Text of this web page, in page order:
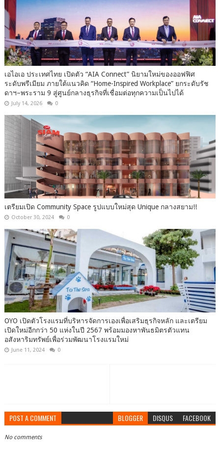
เอไอเอ ประเทศไทย เปิดตัว “AIA Connect” นิยามใหม่ของออฟฟิศ
ระดับพรีเมียม ภายใต้แนวคิด “Home-Inspired Workplace” ยกระดับรัช
ดาฯ–พระราม 9 สู่ศูนย์กลางธุรกิจที่เชื่อมต่อทุกความเป็นไปได้
July 14, 2026 0
เตรียมเปิด Community Space รูปแบบใหม่สุด Unique กลางสยาม!!
October 30, 2024 0
OYO เปิดตัวโรงแรมที่บริหารจัดการเองเพื่อเสริมธุรกิจหลัก และเตรียม
เปิดใหม่อีกกว่า 50 แห่งในปี 2567 พร้อมมองหาพันธมิตรตัวแทน
อสังหาริมทรัพย์เพื่อร่วมพัฒนาโรงแรมใหม่
June 11, 2024 0
POST A COMMENT BLOGGER DISQUS FACEBOOK
No comments